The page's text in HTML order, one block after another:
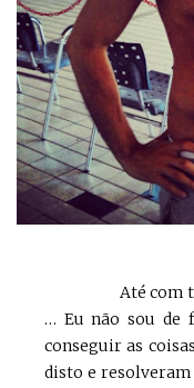
Até com
… Eu não sou de
conseguir as
disto e